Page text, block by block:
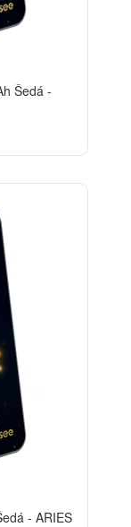
Šedá -
- ARIES